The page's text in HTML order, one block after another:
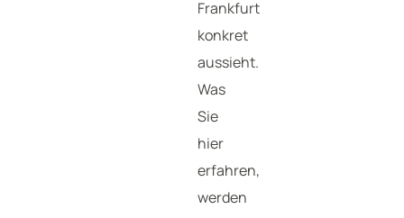
Frankfurt
konkret
aussieht.
Was
Sie
hier
erfahren,
werden